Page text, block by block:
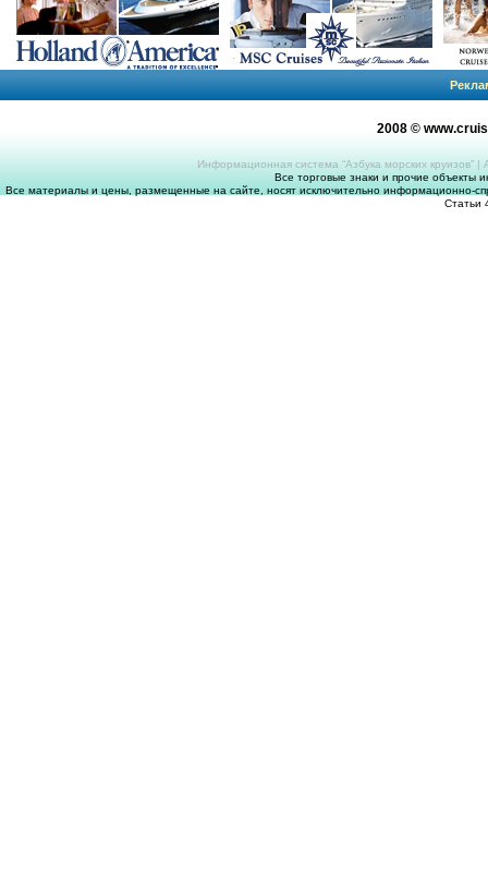
2008 ©
Информационная система “Азбука морских круизов” |
Все торговые знаки и прочие объекты
Все материалы и цены, размещенные на сайте, носят исключительно информационно-
Статьи